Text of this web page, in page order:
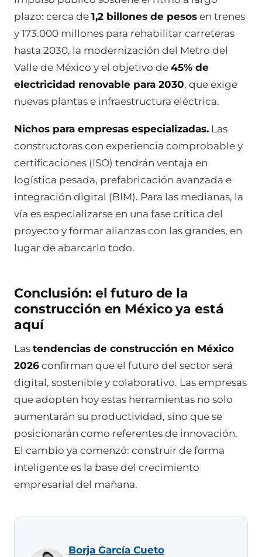
plazo: cerca de 1,2 billones de pesos en trenes
y 173.000 millones para rehabilitar carreteras
hasta 2030, la modernización del Metro del
Valle de México y el objetivo de 45% de
electricidad renovable para 2030, que exige
nuevas plantas e infraestructura eléctrica.
Nichos para empresas especializadas. Las
constructoras con experiencia comprobable y
certificaciones (ISO) tendrán ventaja en
logística pesada, prefabricación avanzada e
integración digital (BIM). Para las medianas, la
vía es especializarse en una fase crítica del
proyecto y formar alianzas con las grandes, en
lugar de abarcarlo todo.
Conclusión: el futuro de la
construcción en México ya está
aquí
Las tendencias de construcción en México
2026 confirman que el futuro del sector será
digital, sostenible y colaborativo. Las empresas
que adopten hoy estas herramientas no solo
aumentarán su productividad, sino que se
posicionarán como referentes de innovación.
El cambio ya comenzó: construir de forma
inteligente es la base del crecimiento
empresarial del mañana.
Borja García Cueto